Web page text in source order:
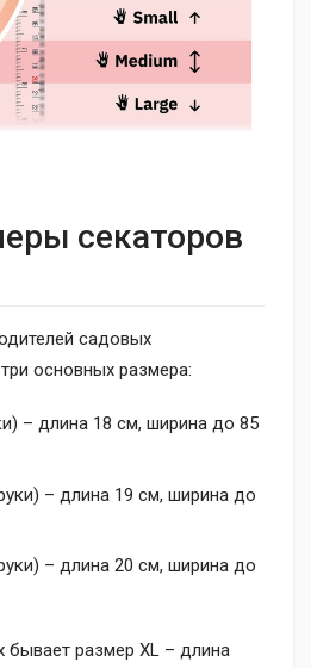
секаторов
садовых
основных размера:
– длина 18 см, ширина до 85
– длина 19 см, ширина до
– длина 20 см, ширина до
бывает размер XL – длина